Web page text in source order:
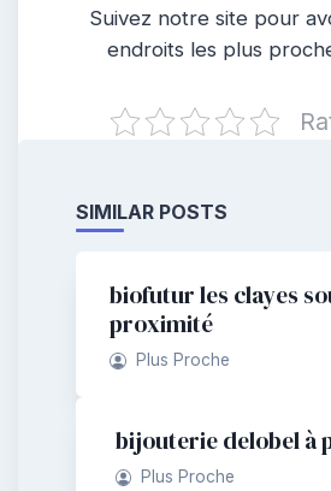
Suivez notre site pour
endroits les plus
SIMILAR POSTS
biofutur les clayes
proximité
Plus Proche
bijouterie delobel à
Plus Proche